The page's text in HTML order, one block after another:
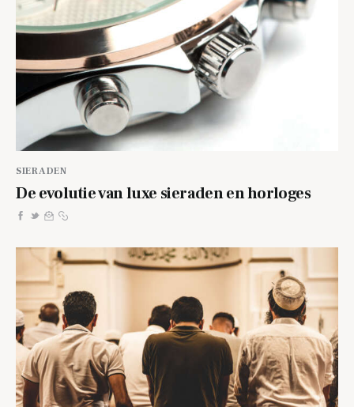
SIERADEN
De evolutie van luxe sieraden en horloges